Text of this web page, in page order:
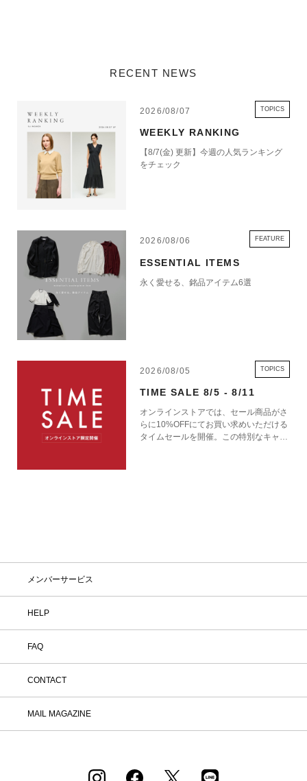
RECENT NEWS
2026/08/07 TOPICS
WEEKLY RANKING
【8/7(金) 更新】今週の人気ランキング
をチェック
2026/08/06 FEATURE
ESSENTIAL ITEMS
永く愛せる、銘品アイテム6選
2026/08/05 TOPICS
TIME SALE 8/5 - 8/11
オンラインストアでは、セール商品がさ
らに10%OFFにてお買い求めいただける
タイムセールを開催。この特別なキャン
メンバーサービス
HELP
FAQ
CONTACT
MAIL MAGAZINE